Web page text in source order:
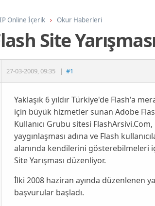
Online İçerik Okur Haberleri
Site
27-03-2009,09:35 | #1
Yaklaşık 6 yıldır Türkiye'de Flash'a
için büyük hizmetler sunan Adobe
Kullanıcı Grubu sitesi
yaygınlaşması adına ve Flash
alanında kendilerini gösterebilmeleri
Site Yarışması düzenliyor.
İlki 2008 haziran ayında düzenlenen
başvurular başladı.